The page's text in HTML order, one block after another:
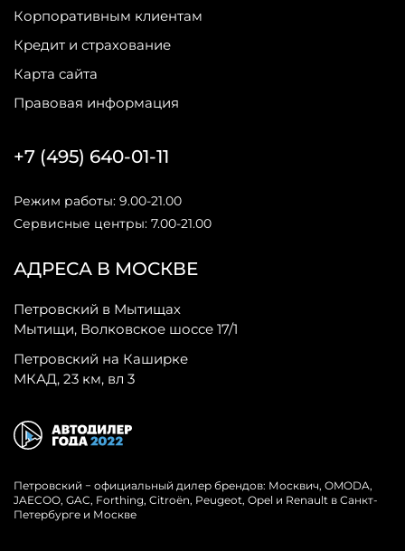
Корпоративным клиентам
Кредит и страхование
Карта сайта
Правовая информация
АДРЕСА В МОСКВЕ
Петровский в Мытищах
Мытищи, Волковское шоссе 17/1
Петровский на Каширке
МКАД, 23 км, вл 3
+7 (495) 640-01-11
Режим работы: 9.00-21.00
Сервисные центры: 7.00-21.00
Петровский − официальный дилер брендов: Москвич, OMODA,
JAECOO, GAC, Forthing, Citroёn, Peugeot, Opel и Renault в Санкт-
Петербурге и Москве